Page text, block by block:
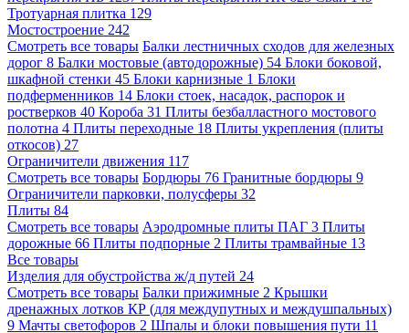
Тротуарная плитка 129
Мостостроение 242
Смотреть все товары Балки лестничных сходов для железных
дорог 8 Балки мостовые (автодорожные) 54 Блоки боковой,
шкафной стенки 45 Блоки карнизные 1 Блоки
подферменников 14 Блоки стоек, насадок, распорок и
ростверков 40 Короба 31 Плиты безбалластного мостового
полотна 4 Плиты переходные 18 Плиты укрепления (плиты
откосов) 27
Ограничители движения 117
Смотреть все товары Бордюры 76 Гранитные бордюры 9
Ограничители парковки, полусферы 32
Плиты 84
Смотреть все товары Аэродромные плиты ПАГ 3 Плиты
дорожные 66 Плиты подпорные 2 Плиты трамвайные 13
Все товары
Изделия для обустройства ж/д путей 24
Смотреть все товары Балки прижимные 2 Крышки
дренажных лотков КР (для междупутных и междушпальных)
9 Мачты светофоров 2 Шпалы и блоки повышения пути 11